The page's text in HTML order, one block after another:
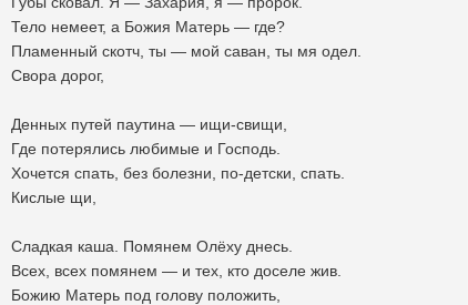
Тело немеет, а Божия Матерь — где?
Пламенный скотч, ты — мой саван, ты мя одел.
Свора дорог,
Денных путей паутина — ищи-свищи,
Где потерялись любимые и Господь.
Хочется спать, без болезни, по-детски, спать.
Кислые щи,
Сладкая каша. Помянем Олëху днесь.
Всех, всех помянем — и тех, кто доселе жив.
Божию Матерь под голову положить,